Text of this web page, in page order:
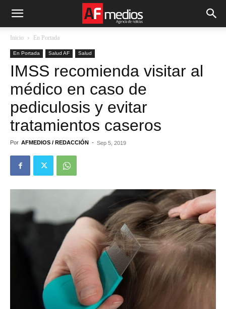
Inicio En Portada
En Portada Salud AF Salud
IMSS recomienda visitar al
médico en caso de
pediculosis y evitar
tratamientos caseros
Por AFMEDIOS / REDACCIÓN - Sep 5, 2019